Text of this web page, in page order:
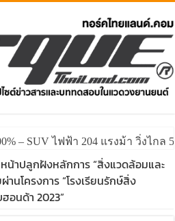
– SUV ไฟฟ้า 204 แรงม้า วิ่งไกล
น้าปลูกฝังหลักการ “สิ่งแวดล้อมและ
านโครงการ “โรงเรียนรักษ์สิ่ง
อนด้า 2023”